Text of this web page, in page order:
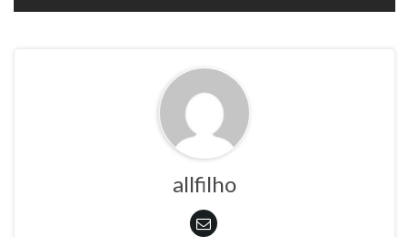
allfilho